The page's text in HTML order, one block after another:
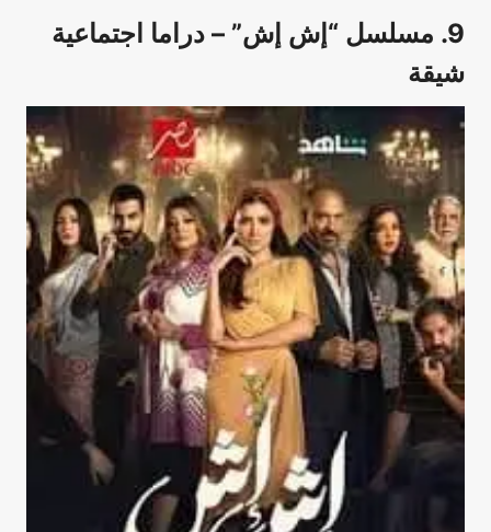
9. مسلسل “إش إش” – دراما اجتماعية
شيقة